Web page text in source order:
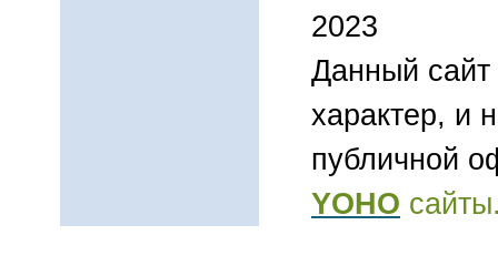
2023
Данный
характер, и
публичной
YOHO